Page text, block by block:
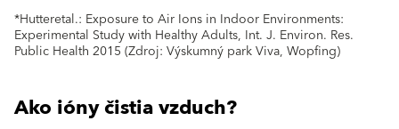
*Hutteretal.: Exposure to Air Ions in Indoor Environments:
Experimental Study with Healthy Adults, Int. J. Environ. Res.
Public Health 2015 (Zdroj: Výskumný park Viva, Wopfing)
Ako ióny čistia vzduch?